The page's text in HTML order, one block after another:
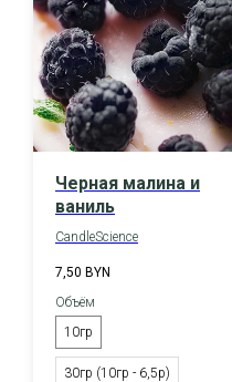
Черная малина и
ваниль
CandleScience
7,50 BYN
Объём
10гр
30гр (10гр - 6,5р)